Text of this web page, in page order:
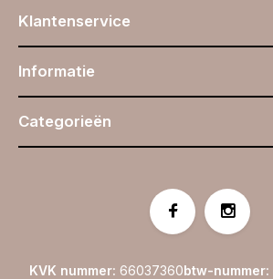
Klantenservice
Informatie
Categorieën
KVK nummer: 66037360btw-nummer: